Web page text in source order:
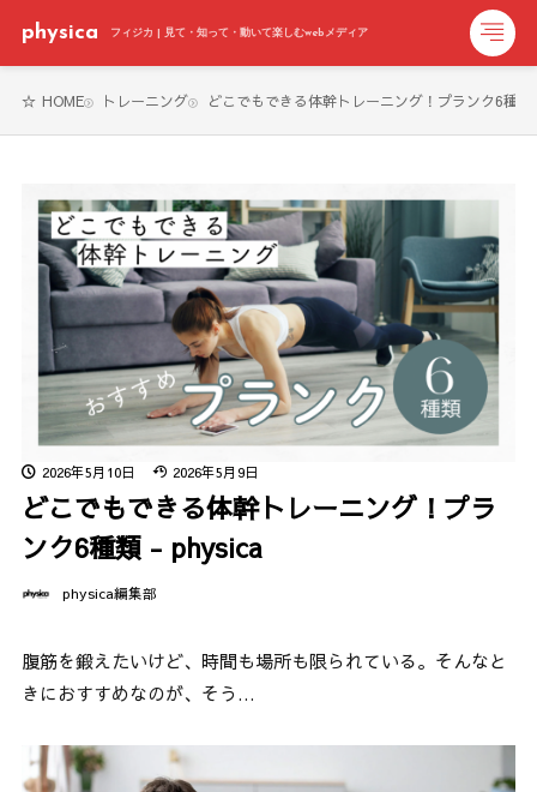
physica フィジカ | 見て・知って・動いて楽しむwebメディア
HOME トレーニング どこでもできる体幹トレーニング！プランク6種
2026年5月10日 2026年5月9日
どこでもできる体幹トレーニング！プラ
ンク6種類 - physica
physica編集部
腹筋を鍛えたいけど、時間も場所も限られている。そんなと
きにおすすめなのが、そう…